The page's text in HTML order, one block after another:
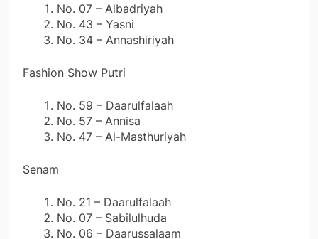
No. 07 – Albadriyah
No. 43 – Yasni
No. 34 – Annashiriyah
Fashion Show Putri
No. 59 – Daarulfalaah
No. 57 – Annisa
No. 47 – Al-Masthuriyah
Senam
No. 21 – Daarulfalaah
No. 07 – Sabilulhuda
No. 06 – Daarussalaam